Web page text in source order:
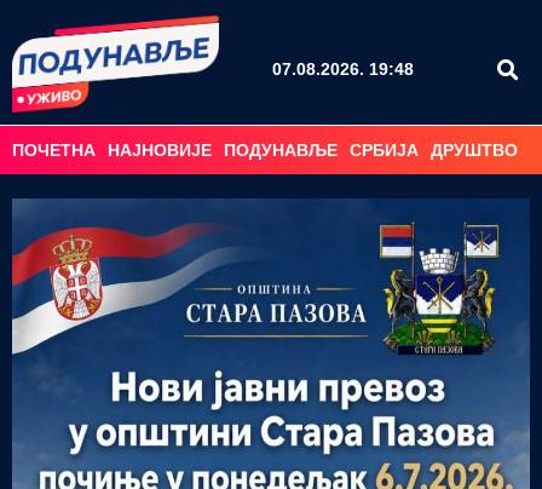
07.08.2026. 19:48
ПОЧЕТНА НАЈНОВИЈЕ ПОДУНАВЉЕ СРБИЈА ДРУШТВО